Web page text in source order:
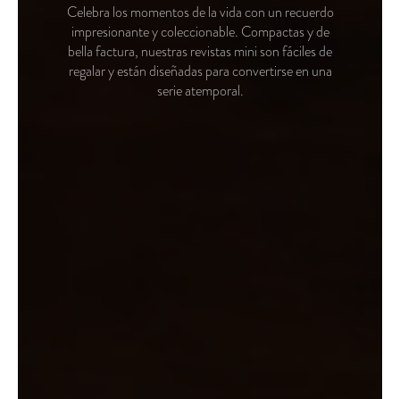
Celebra los momentos de la vida con un recuerdo
impresionante y coleccionable. Compactas y de
bella factura, nuestras revistas mini son fáciles de
regalar y están diseñadas para convertirse en una
serie atemporal.